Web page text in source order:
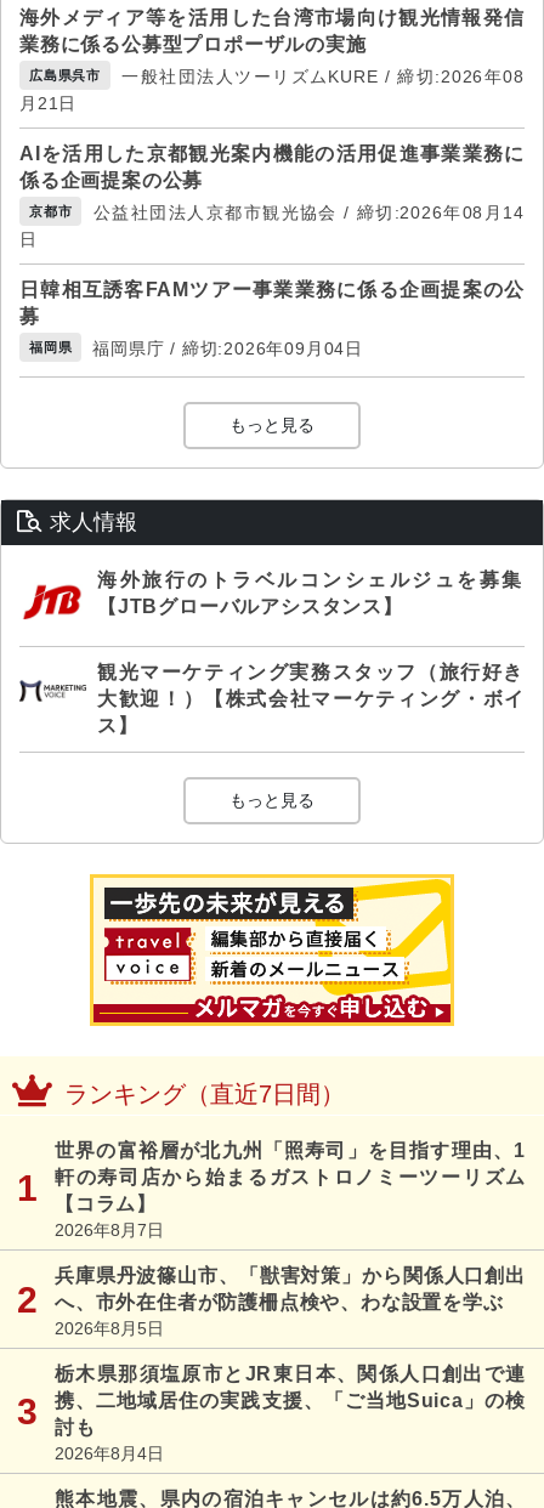
海外メディア等を活用した台湾市場向け観光情報発信
業務に係る公募型プロポーザルの実施
広島県呉市
一般社団法人ツーリズムKURE / 締切:2026年08
月21日
AIを活用した京都観光案内機能の活用促進事業業務に
係る企画提案の公募
京都市
公益社団法人京都市観光協会 / 締切:2026年08月14
日
日韓相互誘客FAMツアー事業業務に係る企画提案の公
募
福岡県 福岡県庁 / 締切:2026年09月04日
もっと見る
求人情報
海外旅行のトラベルコンシェルジュを募集
【JTBグローバルアシスタンス】
観光マーケティング実務スタッフ（旅行好き
大歓迎！）【株式会社マーケティング・ボイ
ス】
もっと見る
ランキング（直近7日間）
世界の富裕層が北九州「照寿司」を目指す理由、1
軒の寿司店から始まるガストロノミーツーリズム
【コラム】
2026年8月7日
兵庫県丹波篠山市、「獣害対策」から関係人口創出
へ、市外在住者が防護柵点検や、わな設置を学ぶ
2026年8月5日
栃木県那須塩原市とJR東日本、関係人口創出で連
携、二地域居住の実践支援、「ご当地Suica」の検
討も
2026年8月4日
熊本地震、県内の宿泊キャンセルは約6.5万人泊、